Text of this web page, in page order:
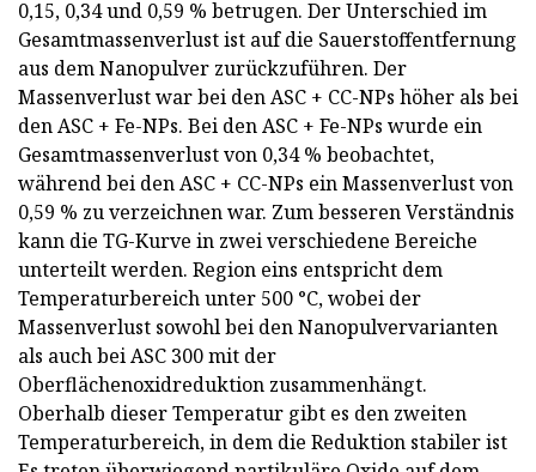
0,15, 0,34 und 0,59 % betrugen. Der Unterschied im
Gesamtmassenverlust ist auf die Sauerstoffentfernung
aus dem Nanopulver zurückzuführen. Der
Massenverlust war bei den ASC + CC-NPs höher als bei
den ASC + Fe-NPs. Bei den ASC + Fe-NPs wurde ein
Gesamtmassenverlust von 0,34 % beobachtet,
während bei den ASC + CC-NPs ein Massenverlust von
0,59 % zu verzeichnen war. Zum besseren Verständnis
kann die TG-Kurve in zwei verschiedene Bereiche
unterteilt werden. Region eins entspricht dem
Temperaturbereich unter 500 °C, wobei der
Massenverlust sowohl bei den Nanopulvervarianten
als auch bei ASC 300 mit der
Oberflächenoxidreduktion zusammenhängt.
Oberhalb dieser Temperatur gibt es den zweiten
Temperaturbereich, in dem die Reduktion stabiler ist